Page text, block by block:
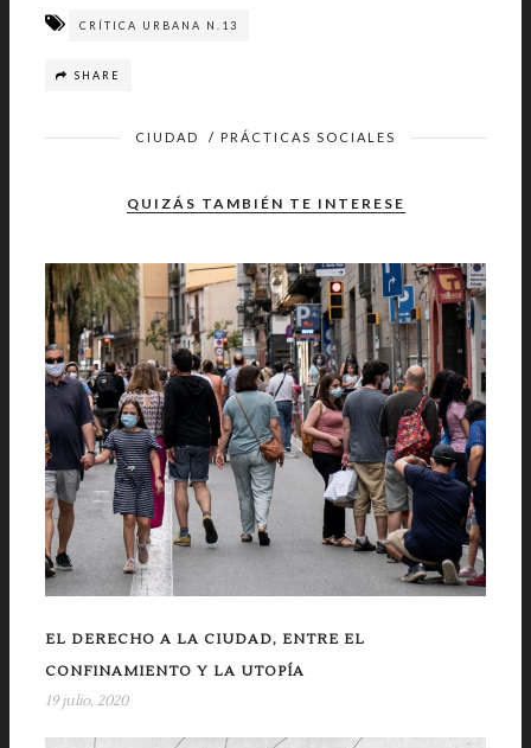
CRÍTICA URBANA N.13
SHARE
CIUDAD / PRÁCTICAS SOCIALES
QUIZÁS TAMBIÉN TE INTERESE
EL DERECHO A LA CIUDAD, ENTRE EL
CONFINAMIENTO Y LA UTOPÍA
19 julio, 2020